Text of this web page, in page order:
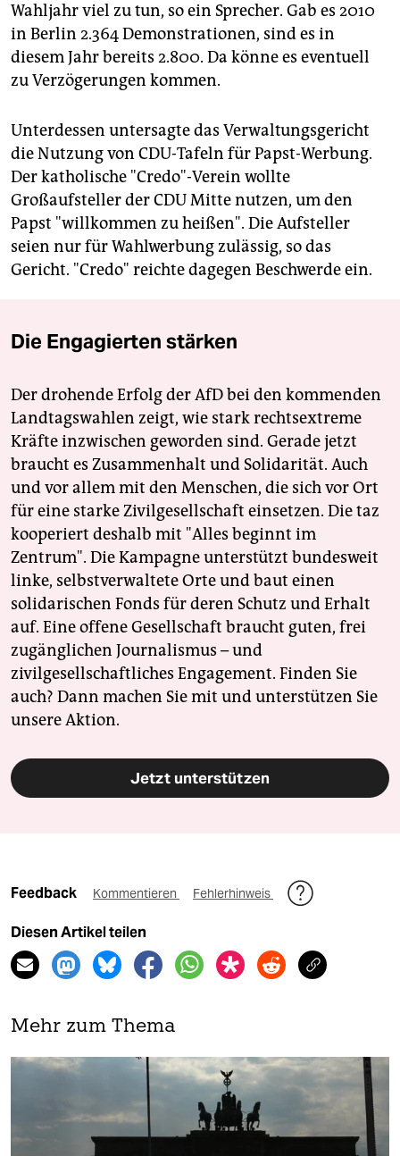
Wahljahr viel zu tun, so ein Sprecher. Gab es 2010
in Berlin 2.364 Demonstrationen, sind es in
diesem Jahr bereits 2.800. Da könne es eventuell
zu Verzögerungen kommen.
Unterdessen untersagte das Verwaltungsgericht
die Nutzung von CDU-Tafeln für Papst-Werbung.
Der katholische "Credo"-Verein wollte
Großaufsteller der CDU Mitte nutzen, um den
Papst "willkommen zu heißen". Die Aufsteller
seien nur für Wahlwerbung zulässig, so das
Gericht. "Credo" reichte dagegen Beschwerde ein.
Die Engagierten stärken
Der drohende Erfolg der AfD bei den kommenden
Landtagswahlen zeigt, wie stark rechtsextreme
Kräfte inzwischen geworden sind. Gerade jetzt
braucht es Zusammenhalt und Solidarität. Auch
und vor allem mit den Menschen, die sich vor Ort
für eine starke Zivilgesellschaft einsetzen. Die taz
kooperiert deshalb mit "Alles beginnt im
Zentrum". Die Kampagne unterstützt bundesweit
linke, selbstverwaltete Orte und baut einen
solidarischen Fonds für deren Schutz und Erhalt
auf. Eine offene Gesellschaft braucht guten, frei
zugänglichen Journalismus – und
zivilgesellschaftliches Engagement. Finden Sie
auch? Dann machen Sie mit und unterstützen Sie
unsere Aktion.
Jetzt unterstützen
Feedback Kommentieren Fehlerhinweis
Diesen Artikel teilen
Mehr zum Thema